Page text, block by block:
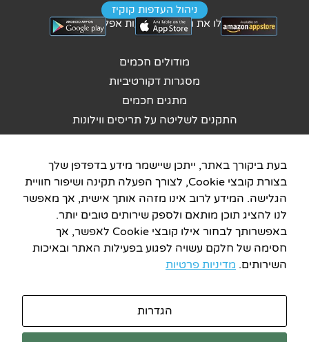
ניהול העדפות קוקיז
נהלו את הבית באמצעות אפליקציה
מודולים חכמים
מסגרות דקורטיביות
מתגים חכמים
התקנים לשליטה על תריסים ווילונות
מערכות מרכזיות
סנסורים
התממשקות – לעוזרות קוליות
התממשקות – למערכות צד שלישי
מוצרים נוספים לבית חכם
2026 © כל הזכויות שמורות לחברת SwitchBee
בעת ביקורך באתר, ייתכן שיישמר מידע בדפדפן שלך
בצורת קובצי Cookie, לצורך הפעלה תקינה ושיפור חוויית
הגלישה. המידע לרוב אינו מזהה אותך אישית, אך מאפשר
לנו להציג תוכן מותאם ולספק שירותים טובים יותר.
באפשרותך לבחור אילו קובצי Cookie לאפשר, אך
חסימה של חלקם עשויה לפגוע בפעילות האתר ובאיכות
השירותים. מדיניות פרטיות
הגדרות